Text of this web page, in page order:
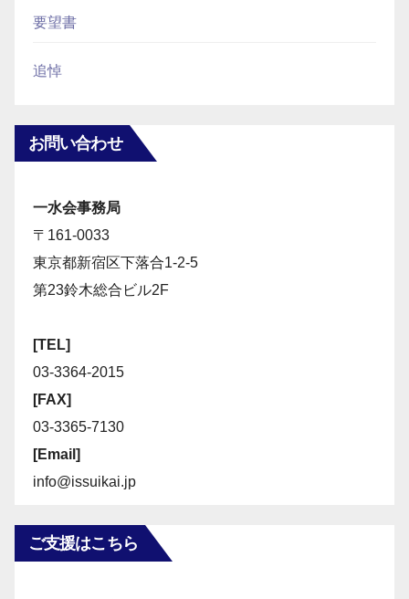
要望書
追悼
お問い合わせ
一水会事務局
〒161-0033
東京都新宿区下落合1-2-5
第23鈴木総合ビル2F
[TEL]
03-3364-2015
[FAX]
03-3365-7130
[Email]
info@issuikai.jp
ご支援はこちら